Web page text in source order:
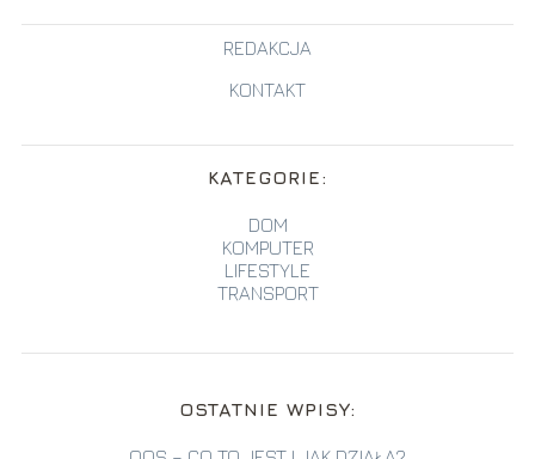
REDAKCJA
KONTAKT
KATEGORIE:
DOM
KOMPUTER
LIFESTYLE
TRANSPORT
OSTATNIE WPISY: